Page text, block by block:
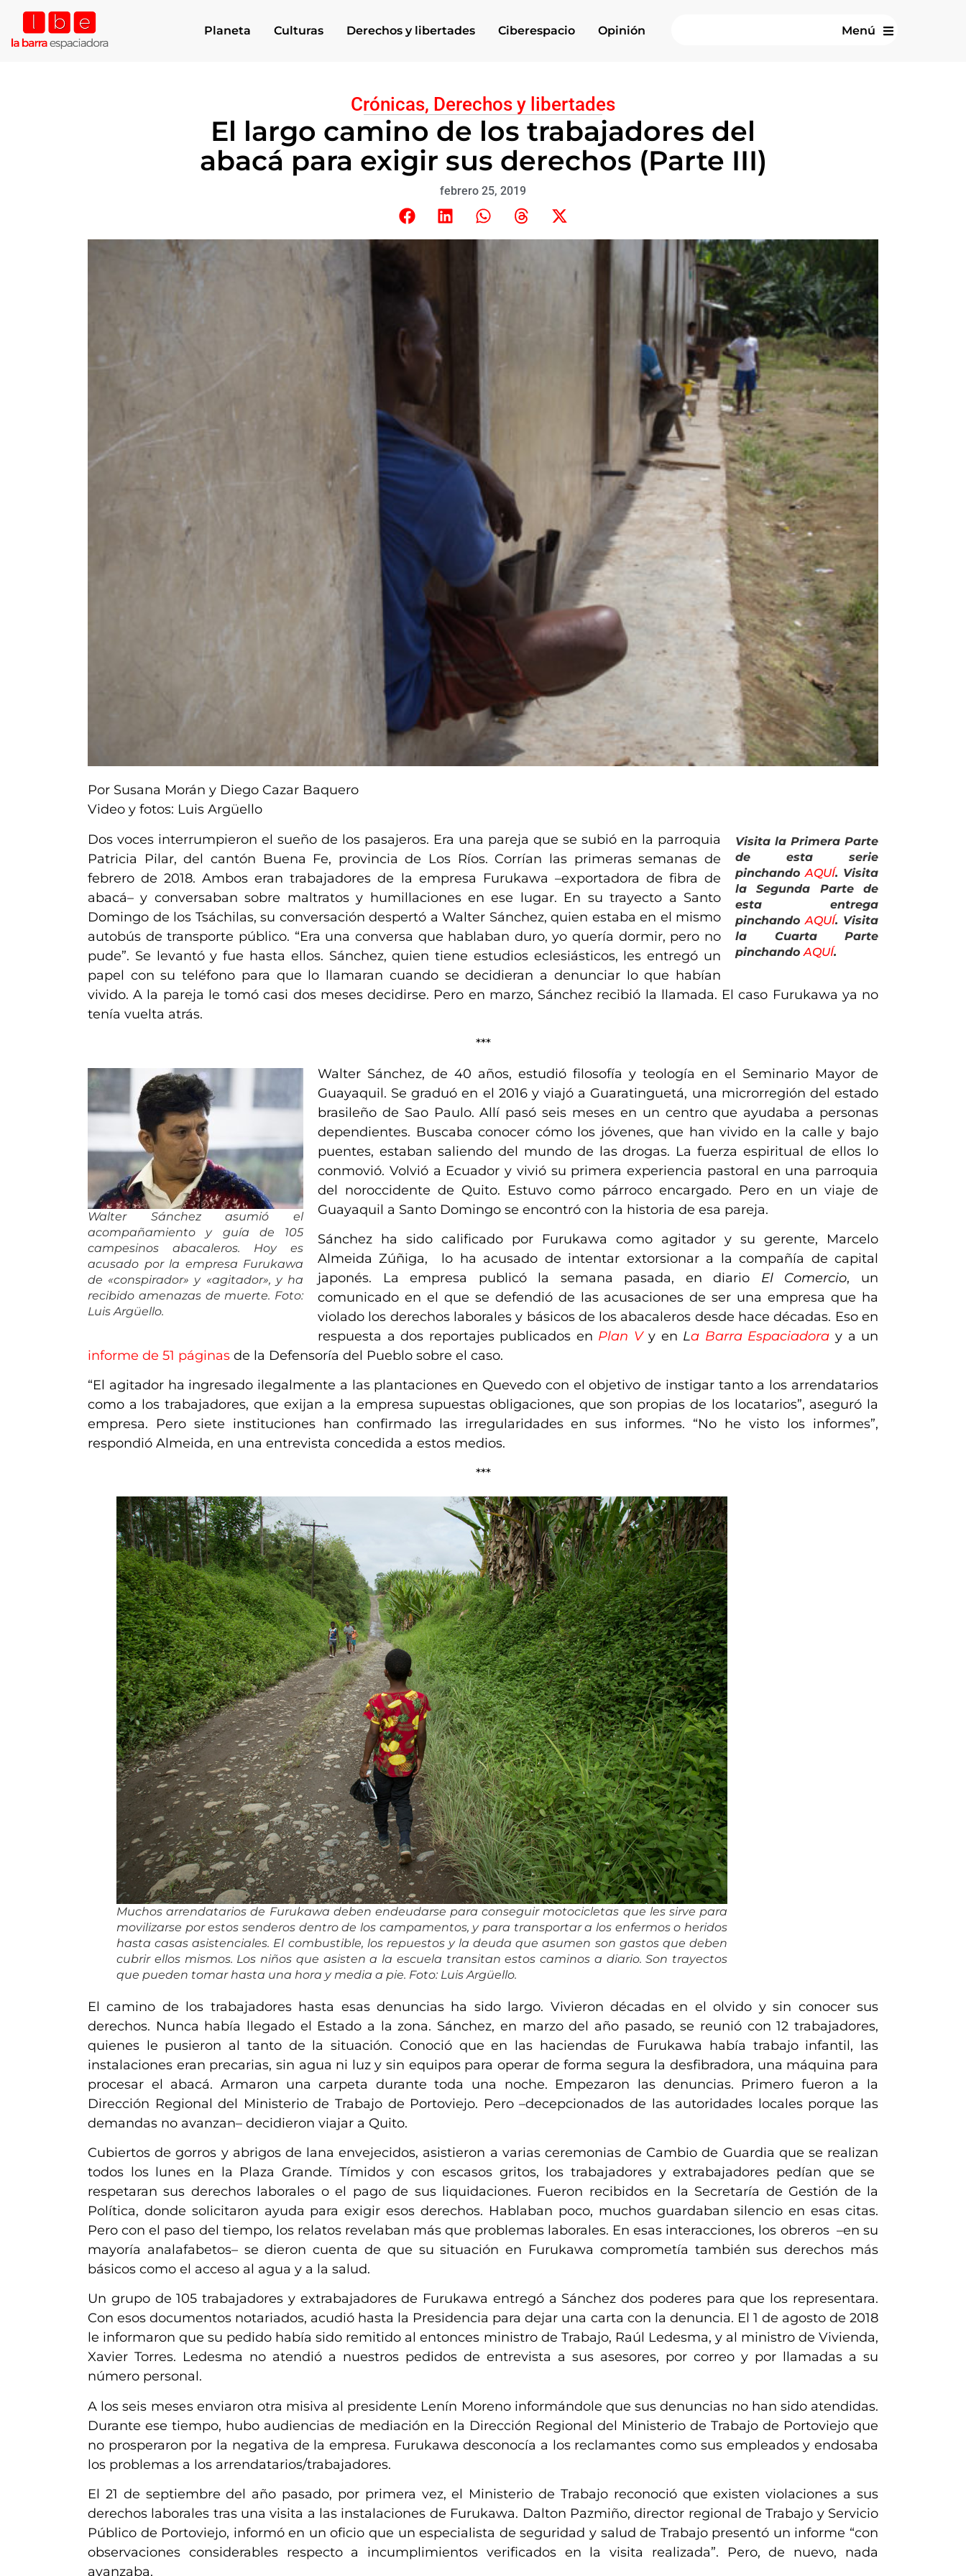
Planeta Culturas Derechos y libertades Ciberespacio Opinión Menú
Crónicas, Derechos y libertades
El largo camino de los trabajadores del
abacá para exigir sus derechos (Parte III)
febrero 25, 2019
Por Susana Morán y Diego Cazar Baquero
Video y fotos: Luis Argüello
Visita la Primera Parte
de esta serie
pinchando AQUÍ. Visita
la Segunda Parte de
esta entrega
pinchando AQUÍ. Visita
la Cuarta Parte
pinchando AQUÍ.
Dos voces interrumpieron el sueño de los pasajeros. Era una pareja que se subió en la parroquia
Patricia Pilar, del cantón Buena Fe, provincia de Los Ríos. Corrían las primeras semanas de
febrero de 2018. Ambos eran trabajadores de la empresa Furukawa –exportadora de fibra de
abacá– y conversaban sobre maltratos y humillaciones en ese lugar. En su trayecto a Santo
Domingo de los Tsáchilas, su conversación despertó a Walter Sánchez, quien estaba en el mismo
autobús de transporte público. “Era una conversa que hablaban duro, yo quería dormir, pero no
pude”. Se levantó y fue hasta ellos. Sánchez, quien tiene estudios eclesiásticos, les entregó un
papel con su teléfono para que lo llamaran cuando se decidieran a denunciar lo que habían
vivido. A la pareja le tomó casi dos meses decidirse. Pero en marzo, Sánchez recibió la llamada. El caso Furukawa ya no
tenía vuelta atrás.
***
Walter Sánchez asumió el
acompañamiento y guía de 105
campesinos abacaleros. Hoy es
acusado por la empresa Furukawa
de «conspirador» y «agitador», y ha
recibido amenazas de muerte. Foto:
Luis Argüello.
Walter Sánchez, de 40 años, estudió filosofía y teología en el Seminario Mayor de
Guayaquil. Se graduó en el 2016 y viajó a Guaratinguetá, una microrregión del estado
brasileño de Sao Paulo. Allí pasó seis meses en un centro que ayudaba a personas
dependientes. Buscaba conocer cómo los jóvenes, que han vivido en la calle y bajo
puentes, estaban saliendo del mundo de las drogas. La fuerza espiritual de ellos lo
conmovió. Volvió a Ecuador y viviósu primera experiencia pastoral en una parroquia
del noroccidente de Quito. Estuvo como párroco encargado. Pero en un viaje de
Guayaquil a Santo Domingo se encontró con la historia de esa pareja.
Sánchez ha sido calificado por Furukawa como agitador y su gerente, Marcelo
Almeida Zúñiga, lo ha acusado de intentar extorsionar a la compañía de capital
japonés. La empresa publicó la semana pasada, en diario El Comercio, un
comunicado en el que se defendió de las acusaciones de ser una empresa que ha
violado los derechos laborales y básicos de los abacaleros desde hace décadas. Eso en
respuesta a dos reportajes publicados en Plan Vy en La Barra Espaciadora y a un
informe de 51 páginas de la Defensoría del Pueblo sobre el caso.
“El agitador ha ingresado ilegalmente a las plantaciones en Quevedo con el objetivo de instigar tanto a los arrendatarios
como a los trabajadores, que exijan a la empresa supuestas obligaciones, que son propias de los locatarios”, aseguró la
empresa. Pero siete instituciones han confirmado las irregularidades en sus informes. “No he visto los informes”,
respondió Almeida, en una entrevista concedida a estos medios.
***
Muchos arrendatarios de Furukawa deben endeudarse para conseguir motocicletas que les sirve para
movilizarse por estos senderos dentro de los campamentos, y para transportar a los enfermos o heridos
hasta casas asistenciales. El combustible, los repuestos y la deuda que asumen son gastos que deben
cubrir ellos mismos. Los niños que asisten a la escuela transitan estos caminos a diario. Son trayectos
que pueden tomar hasta una hora y media a pie. Foto: Luis Argüello.
El camino de los trabajadores hasta esas denuncias ha sido largo. Vivieron décadas en el olvido y sin conocer sus
derechos. Nunca había llegado el Estado a la zona. Sánchez, en marzo del año pasado, se reunió con 12 trabajadores,
quienes le pusieron al tanto de la situación. Conoció que en las haciendas de Furukawa había trabajo infantil, las
instalaciones eran precarias, sin agua ni luz y sin equipos para operar de forma segura la desfibradora, una máquina para
procesar el abacá. Armaron una carpeta durante toda una noche. Empezaron las denuncias. Primero fueron a la
Dirección Regional del Ministerio de Trabajo de Portoviejo. Pero–decepcionados de las autoridades locales porque las
demandas no avanzan– decidieron viajar a Quito.
Cubiertos de gorros y abrigos de lana envejecidos, asistieron a varias ceremonias de Cambio de Guardia que se realizan
todos los lunes en la Plaza Grande. Tímidos y con escasos gritos, los trabajadores y extrabajadores pedían que se
respetaran sus derechos laborales o el pago de sus liquidaciones. Fueron recibidos en la Secretaría de Gestión de la
Política, donde solicitaron ayuda para exigiresos derechos. Hablaban poco, muchos guardaban silencio en esas citas.
Pero con el paso del tiempo, los relatos revelaban más que problemas laborales. En esas interacciones, los obreros –en su
mayoría analafabetos– se dieron cuenta de que su situación en Furukawa comprometía también sus derechos más
básicos como el acceso al agua y a la salud.
Un grupo de 105 trabajadores y extrabajadores de Furukawa entregó a Sánchez dos poderes para que los representara.
Con esos documentos notariados, acudió hasta la Presidencia para dejar una carta con la denuncia. El 1 de agosto de 2018
le informaron que su pedido había sido remitido al entonces ministro de Trabajo, Raúl Ledesma, y al ministro de Vivienda,
Xavier Torres. Ledesma no atendió a nuestros pedidos de entrevista a sus asesores, por correo y por llamadas a su
número personal.
A los seis meses enviaron otra misiva al presidente Lenín Moreno informándole que sus denuncias no han sido atendidas.
Durante ese tiempo, hubo audiencias de mediación en la Dirección Regional del Ministerio de Trabajo de Portoviejo que
no prosperaron por la negativa de la empresa. Furukawa desconocía a los reclamantes como sus empleados y endosaba
los problemas a los arrendatarios/trabajadores.
El 21 de septiembre del año pasado, por primera vez, el Ministerio de Trabajo reconoció que existen violaciones a sus
derechos laborales tras una visita a las instalaciones de Furukawa. Dalton Pazmiño, director regional de Trabajo y Servicio
Público de Portoviejo, informó en un oficio que un especialista de seguridad y salud de Trabajo presentó un informe “con
observaciones considerables respecto a incumplimientos verificados en la visita realizada”. Pero, de nuevo, nada
avanzaba.